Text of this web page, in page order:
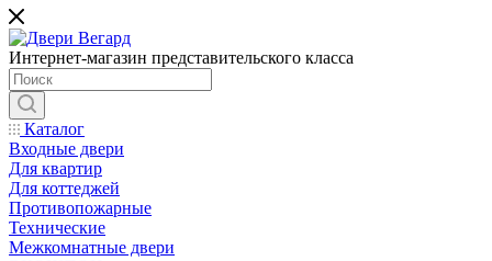
Интернет-магазин представительского класса
Каталог
Входные двери
Для квартир
Для коттеджей
Противопожарные
Технические
Межкомнатные двери